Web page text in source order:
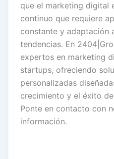
que el marketing digital
continuo que requiere
constante y adaptación
tendencias. En
expertos en marketing
startups, ofreciendo
personalizadas
crecimiento y el éxito
Ponte en contacto con
información.